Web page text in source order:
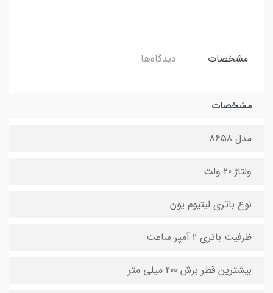
مشخصات دیدگاه‌ها
مشخصات
مدل 8658
ولتاژ 20 ولت
نوع باتری لیتیوم یون
ظرفیت باتری 2 آمپر ساعت
بیشترین قطر برش 200 میلی متر